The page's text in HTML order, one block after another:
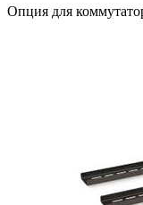
Опция для